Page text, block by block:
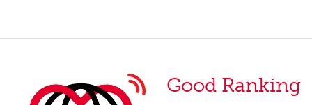
Good Ranking